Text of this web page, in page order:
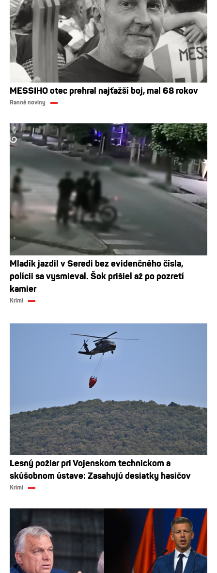
MESSIHO otec prehral najťažší boj, mal 68 rokov
Ranné noviny
Mladík jazdil v Seredi bez evidenčného čísla,
polícii sa vysmieval. Šok prišiel až po pozretí
kamier
Krimi
Lesný požiar pri Vojenskom technickom a
skúšobnom ústave: Zasahujú desiatky hasičov
Krimi